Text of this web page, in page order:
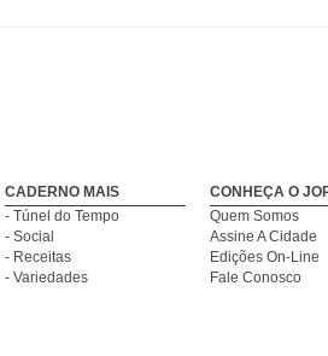
CADERNO MAIS
- Túnel do Tempo
- Social
- Receitas
- Variedades
CONHEÇA O
Quem Somos
Assine A Cidade
Edições On-Line
Fale Conosco